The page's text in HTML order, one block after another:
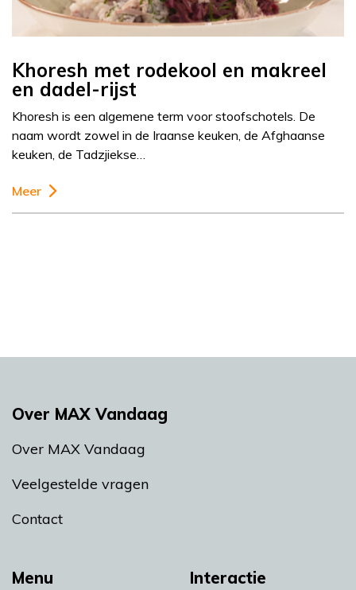
Khoresh met rodekool en makreel
en dadel-rijst
Khoresh is een algemene term voor stoofschotels. De
naam wordt zowel in de Iraanse keuken, de Afghaanse
keuken, de Tadzjiekse…
Meer
Menu Interactie
Over MAX Vandaag
Over MAX Vandaag
Veelgestelde vragen
Contact